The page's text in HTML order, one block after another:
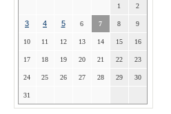
1 2
3 4 5 6 7 8 9
10 11 12 13 14 15 16
17 18 19 20 21 22 23
24 25 26 27 28 29 30
31